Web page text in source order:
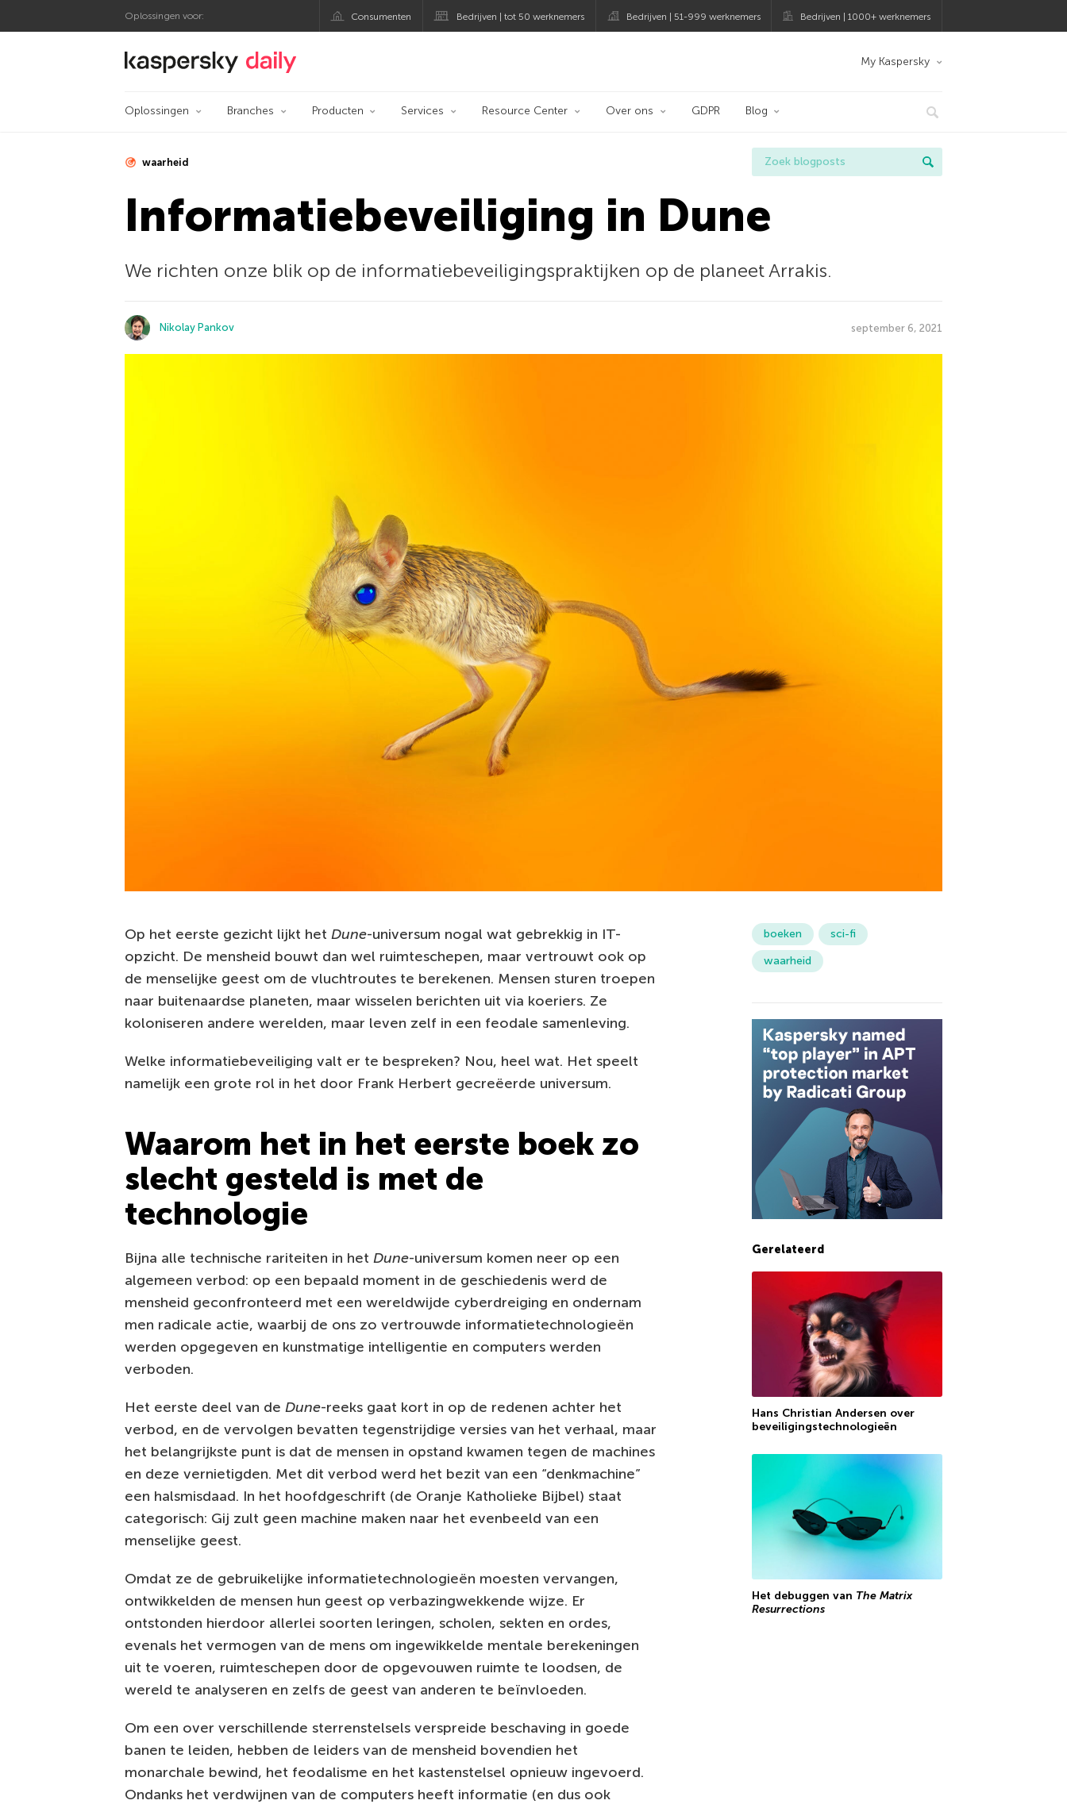
Oplossingen voor: Consumenten Bedrijven | tot 50 werknemers Bedrijven | 51-999 werknemers Bedrijven | 1000+ werknemers
Kaspersky official blog My Kaspersky
Oplossingen Branches Producten Services Resource Center Over ons GDPR Blog
waarheid
Informatiebeveiliging in Dune
We richten onze blik op de informatiebeveiligingspraktijken op de planeet Arrakis.
Nikolay Pankov september 6, 2021
Op het eerste gezicht lijkt het Dune-universum nogal wat gebrekkig in IT-
opzicht. De mensheid bouwt dan wel ruimteschepen, maar vertrouwt ook op
de menselijke geest om de vluchtroutes te berekenen. Mensen sturen troepen
naar buitenaardse planeten, maar wisselen berichten uit via koeriers. Ze
koloniseren andere werelden, maar leven zelf in een feodale samenleving.
Welke informatiebeveiliging valt er te bespreken? Nou, heel wat. Het speelt
namelijk een grote rol in het door Frank Herbert gecreëerde universum.
Waarom het in het eerste boek zo
slecht gesteld is met de
technologie
Bijna alle technische rariteiten in het Dune-universum komen neer op een
algemeen verbod: op een bepaald moment in de geschiedenis werd de
mensheid geconfronteerd met een wereldwijde cyberdreiging en ondernam
men radicale actie, waarbij de ons zo vertrouwde informatietechnologieën
werden opgegeven en kunstmatige intelligentie en computers werden
verboden.
Het eerste deel van de Dune-reeks gaat kort in op de redenen achter het
verbod, en de vervolgen bevatten tegenstrijdige versies van het verhaal, maar
het belangrijkste punt is dat de mensen in opstand kwamen tegen de machines
en deze vernietigden. Met dit verbod werd het bezit van een “denkmachine”
een halsmisdaad. In het hoofdgeschrift (de Oranje Katholieke Bijbel) staat
categorisch: Gij zult geen machine maken naar het evenbeeld van een
menselijke geest.
Omdat ze de gebruikelijke informatietechnologieën moesten vervangen,
ontwikkelden de mensen hun geest op verbazingwekkende wijze. Er
ontstonden hierdoor allerlei soorten leringen, scholen, sekten en ordes,
evenals het vermogen van de mens om ingewikkelde mentale berekeningen
uit te voeren, ruimteschepen door de opgevouwen ruimte te loodsen, de
wereld te analyseren en zelfs de geest van anderen te beïnvloeden.
Om een over verschillende sterrenstelsels verspreide beschaving in goede
banen te leiden, hebben de leiders van de mensheid bovendien het
monarchale bewind, het feodalisme en het kastenstelsel opnieuw ingevoerd.
Ondanks het verdwijnen van de computers heeft informatie (en dus ook
boeken
sci-fi
waarheid
Gerelateerd
Hans Christian Andersen over
beveiligingstechnologieën
Het debuggen van The Matrix
Resurrections